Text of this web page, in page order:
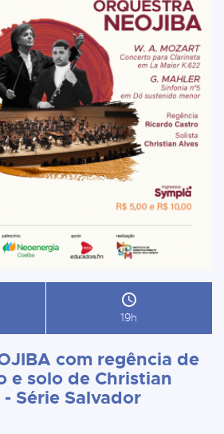
19h
com regência de
e solo de Christian
Série Salvador